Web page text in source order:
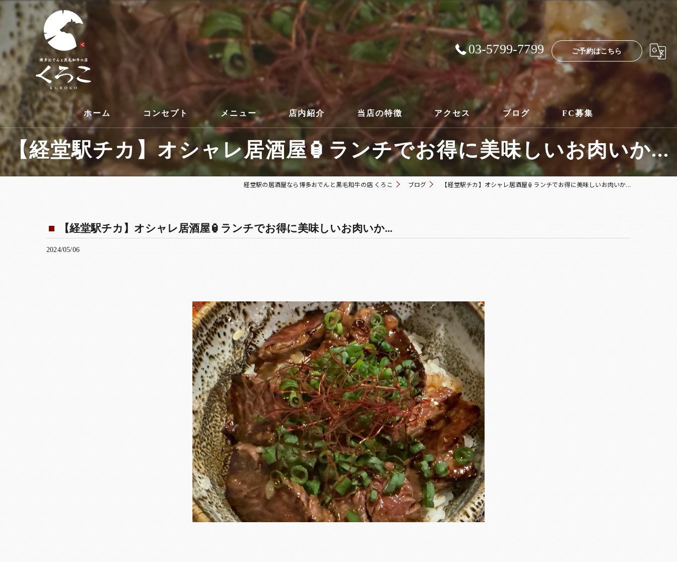
03-5799-7799 ご予約はこちら
ホーム コンセプト メニュー 店内紹介 当店の特徴
コース
アクセス ブログ FC募集
【経堂駅チカ】オシャレ居酒屋🏮ランチでお得に美味しいお肉いか...
経堂駅の居酒屋なら博多おでんと黒毛和牛の店 くろこ ブログ 【経堂駅チカ】オシャレ居酒屋🏮ランチでお得に美味しいお肉いか...
【経堂駅チカ】オシャレ居酒屋🏮ランチでお得に美味しいお肉いか...
2024/05/06